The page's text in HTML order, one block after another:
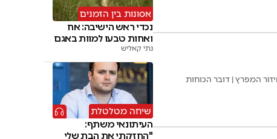
המפרץ | דובר הכוחות
אסונות בין הזמנים
נכדי ראש הישיבה: אח
ואחות טבעו למוות באגם
נתי קאליש
שיחה מטלטלת
העיתונאי משתף:
"החזקתי את הבת שלי